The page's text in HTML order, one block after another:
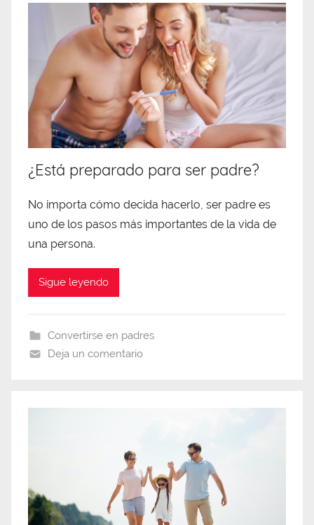
¿Está preparado para ser padre?
No importa cómo decida hacerlo, ser padre es
uno de los pasos más importantes de la vida de
una persona.
Sigue leyendo
Convertirse en padres
Deja un comentario